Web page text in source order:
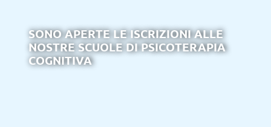
SONO APERTE LE ISCRIZIONI ALLE
NOSTRE SCUOLE DI PSICOTERAPIA
COGNITIVA